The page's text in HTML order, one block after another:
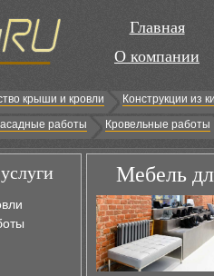
Главная
О компании
крыши и кровли Конструкции из
работы Кровельные работы
Мебель